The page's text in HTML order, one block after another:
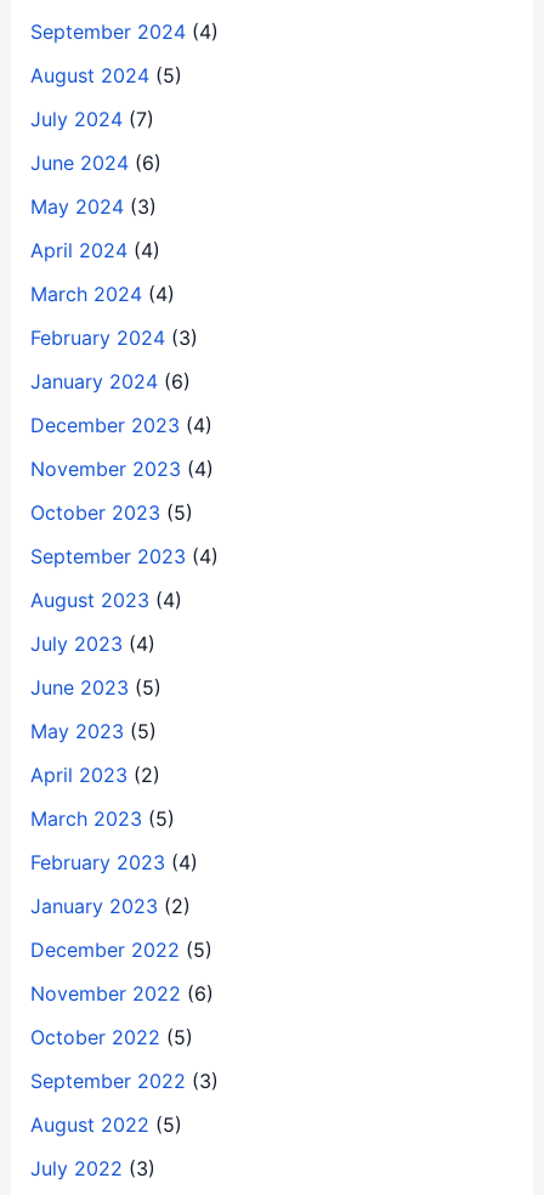
September 2024(4)
August 2024(5)
July 2024(7)
June 2024(6)
May 2024(3)
April 2024(4)
March 2024(4)
February 2024(3)
January 2024(6)
December 2023 (4)
November 2023 (4)
October 2023 (5)
September 2023 (4)
August 2023 (4)
July 2023 (4)
June 2023 (5)
May 2023 (5)
April 2023 (2)
March 2023 (5)
February 2023 (4)
January 2023 (2)
December 2022 (5)
November 2022 (6)
October 2022 (5)
September 2022 (3)
August 2022 (5)
July 2022 (3)